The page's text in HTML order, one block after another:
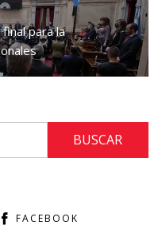
para la
FACEBOOK